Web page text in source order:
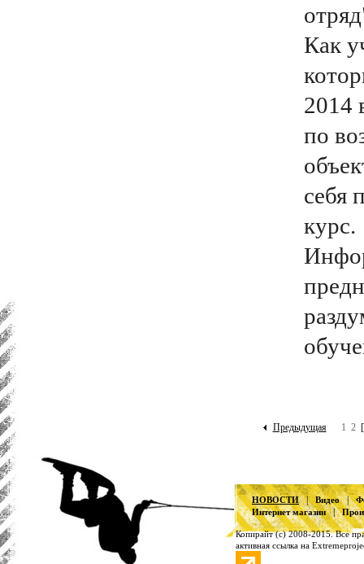
Как
2014
по
себя
курс.
Предыдущая 1 2 [
НОВОСТИ|Видео|
Интернет магазин|
Копирайт (с) 2008-2015. Все
активная ссылка на